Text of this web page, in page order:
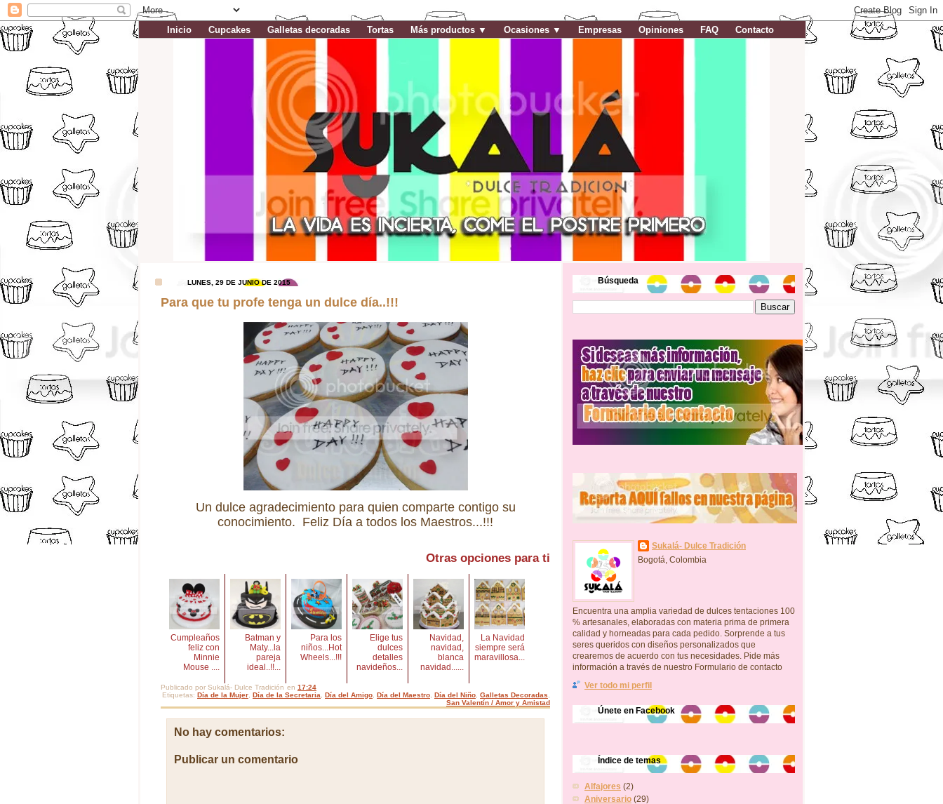
Inicio Cupcakes Galletas decoradas Tortas Más productos ▼ Ocasiones ▼ Empresas Opiniones FAQ Contacto
LUNES, 29 DE JUNIO DE 2015
Para que tu profe tenga un dulce día..!!!
Un dulce agradecimiento para quien comparte contigo su
conocimiento. Feliz Día a todos los Maestros...!!!
Otras opciones para ti
Cumpleaños
feliz con
Minnie
Mouse ....
Batman y
Maty...la
pareja
ideal..!!...
Para los
niños...Hot
Wheels...!!!
Elige tus
dulces
detalles
navideños...
Navidad,
navidad,
blanca
navidad......
La Navidad
siempre será
maravillosa...
Publicado por Sukalá- Dulce Tradición en 17:24
Etiquetas: Día de la Mujer Día de la Secretaria Día del Amigo Día del Maestro Día del Niño Galletas Decoradas
San Valentín / Amor y Amistad
No hay comentarios:
Publicar un comentario
Búsqueda
Sukalá- Dulce Tradición
Bogotá, Colombia
Encuentra una amplia variedad de dulces tentaciones 100
% artesanales, elaboradas con materia prima de primera
calidad y horneadas para cada pedido. Sorprende a tus
seres queridos con diseños personalizados que
crearemos de acuerdo con tus necesidades. Pide más
información a través de nuestro Formulario de contacto
Ver todo mi perfil
Únete en Facebook
Índice de temas
Alfajores (2)
Aniversario (29)